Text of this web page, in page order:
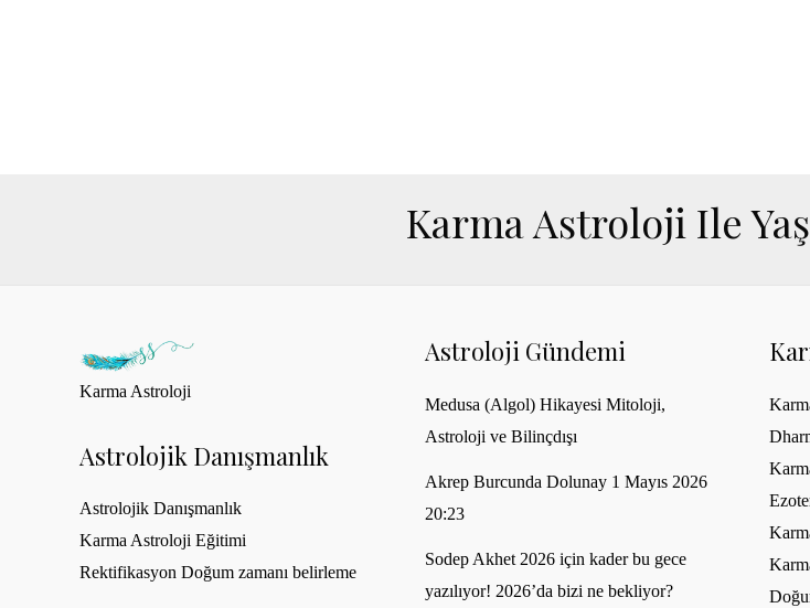
Karma Astroloji Ile
Karma Astroloji
Astrolojik Danışmanlık
Astrolojik Danışmanlık
Karma Astroloji Eğitimi
Rektifikasyon Doğum zamanı belirleme
Astroloji Gündemi
Medusa (Algol) Hikayesi Mitoloji,
Astroloji ve Bilinçdışı
Akrep Burcunda Dolunay 1 Mayıs 2026
20:23
Sodep Akhet 2026 için kader bu gece
yazılıyor! 2026’da bizi ne bekliyor?